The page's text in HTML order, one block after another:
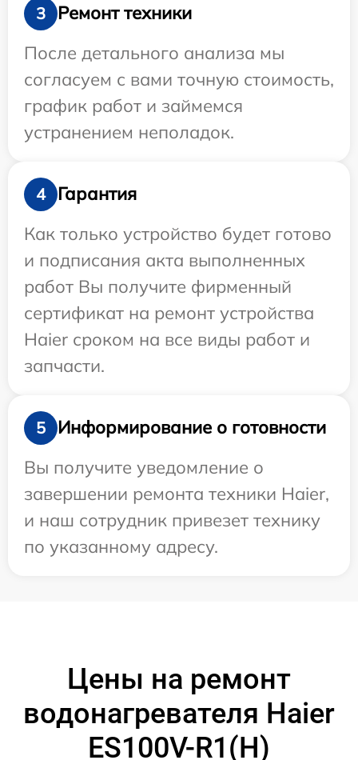
3
Ремонт техники
После детального анализа мы
согласуем с вами точную стоимость,
график работ и займемся
устранением неполадок.
4
Гарантия
Как только устройство будет готово
и подписания акта выполненных
работ Вы получите фирменный
сертификат на ремонт устройства
Haier сроком на все виды работ и
запчасти.
5
Информирование о готовности
Вы получите уведомление о
завершении ремонта техники Haier,
и наш сотрудник привезет технику
по указанному адресу.
Цены на ремонт
водонагревателя Haier
ES100V-R1(H)